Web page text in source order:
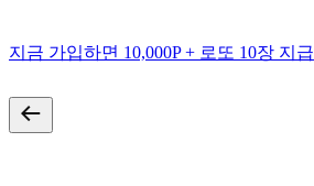
지금 가입하면 10,000P + 로또 10장 지급